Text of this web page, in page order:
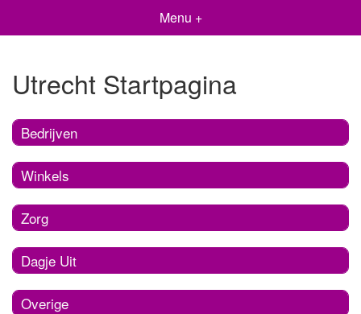
Menu +
Utrecht Startpagina
Bedrijven
Winkels
Zorg
Dagje Uit
Overige